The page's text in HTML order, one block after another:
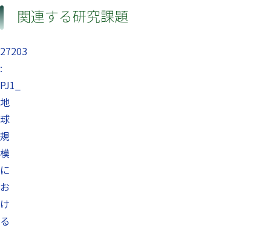
関連する研究課題
27203
:
PJ1_
地
球
規
模
に
お
け
る